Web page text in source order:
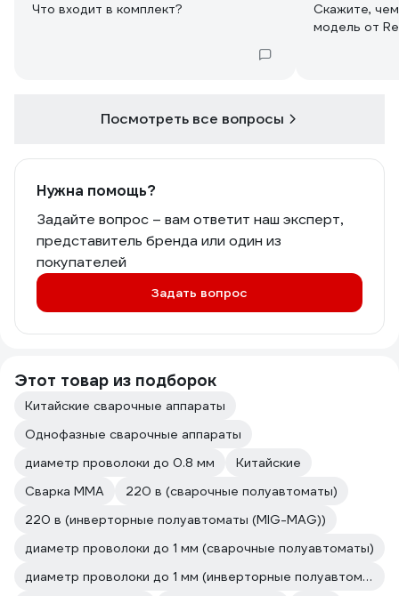
Что входит в комплект?
Скажите,
модель от
Посмотреть все вопросы
Нужна помощь?
Задайте вопрос – вам ответит наш эксперт,
представитель бренда или один из
покупателей
Задать вопрос
Этот товар из подборок
Китайские сварочные аппараты
Однофазные сварочные аппараты
диаметр проволоки до 0.8 мм
Китайские
Сварка ММА
220 в (сварочные полуавтоматы)
220 в (инверторные полуавтоматы (MIG-MAG))
диаметр проволоки до 1 мм (сварочные полуавтоматы)
диаметр проволоки до 1 мм (инверторные полуавтоматы (MIG-MAG))